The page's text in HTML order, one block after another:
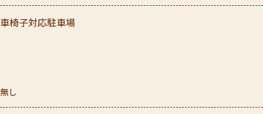
車椅子対応駐車場
無し